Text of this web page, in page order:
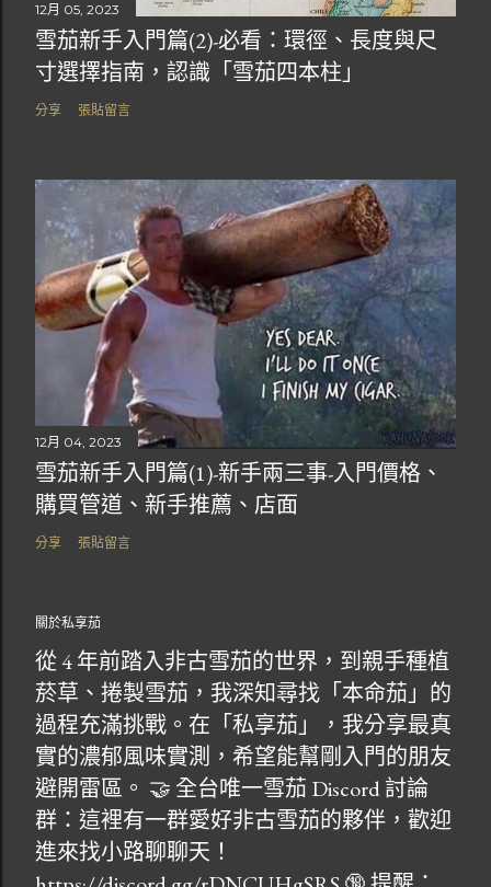
12月 05, 2023
雪茄新手入門篇(2)-必看：環徑、長度與尺
寸選擇指南，認識「雪茄四本柱」
分享 張貼留言
12月 04, 2023
雪茄新手入門篇(1)-新手兩三事-入門價格、
購買管道、新手推薦、店面
分享 張貼留言
關於私享茄
從 4 年前踏入非古雪茄的世界，到親手種植
菸草、捲製雪茄，我深知尋找「本命茄」的
過程充滿挑戰。在「私享茄」，我分享最真
實的濃郁風味實測，希望能幫剛入門的朋友
避開雷區。 🤝 全台唯一雪茄 Discord 討論
群：這裡有一群愛好非古雪茄的夥伴，歡迎
進來找小路聊聊天！